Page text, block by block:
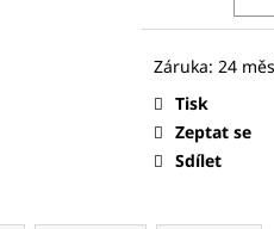
Tisk
Zeptat se
Sdílet
CURT MANGAN